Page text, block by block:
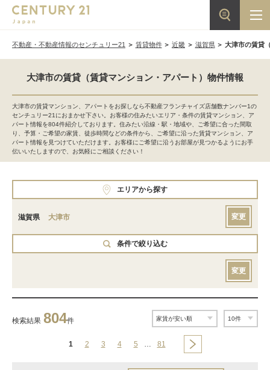
不動産・不動産情報のセンチュリー21 賃貸物件 近畿 滋賀県 大津市の賃貸
大津市の賃貸（賃貸マンション・アパート）物件情報
大津市の賃貸マンション、アパートをお探しなら不動産フランチャイズ店舗数ナンバー1の
センチュリー21におまかせ下さい。お客様の住みたいエリア・条件の賃貸マンション、ア
パート情報を804件紹介しております。住みたい沿線・駅・地域や、ご希望に合った間取
り、予算・ご希望の家賃、徒歩時間などの条件から、ご希望に沿った賃貸マンション、ア
パート情報を見つけていただけます。お客様にご希望に沿うお部屋が見つかるようにお手
伝いいたしますので、お気軽にご相談ください！
エリアから探す
滋賀県 大津市 変更
条件で絞り込む
変更
検索結果 804件
1 2 3 4 5 … 81